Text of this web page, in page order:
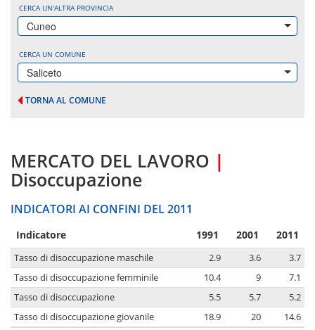
CERCA UN'ALTRA PROVINCIA
Cuneo
CERCA UN COMUNE
Saliceto
TORNA AL COMUNE
MERCATO DEL LAVORO |
Disoccupazione
INDICATORI AI CONFINI DEL 2011
Indicatore 1991 2001 2011
Tasso di disoccupazione maschile 2.9 3.6
3.7
Tasso di disoccupazione femminile
10.4 9
7.1
Tasso di disoccupazione
5.5 5.7
5.2
Tasso di disoccupazione giovanile
18.9 20 14.6